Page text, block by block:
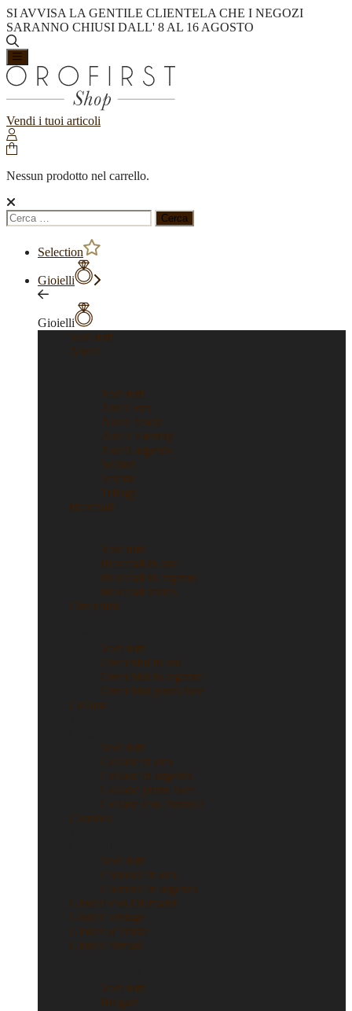
SI AVVISA LA GENTILE CLIENTELA CHE I NEGOZI
SARANNO CHIUSI DALL' 8 AL 16 AGOSTO
Vendi i tuoi articoli
Nessun prodotto nel carrello.
Ricerca
per:
Selection
Gioielli
Gioielli
Vedi tutti
Anelli
Vedi tutti
Anelli oro
Anelli fascia
Anelli Eternity
Anelli argento
Solitari
Verette
Trilogy
Bracciali
Vedi tutti
Bracciali in oro
Bracciali in argento
Bracciali tennis
Orecchini
Vedi tutti
Orecchini in oro
Orecchini in argento
Orecchini punto luce
Collane
Vedi tutti
Collane in oro
Collane in argento
Collane punto luce
Collane con ciondoli
Ciondoli
Vedi tutti
Ciondoli in oro
Ciondoli in argento
Gioielli con Diamanti
Gioielli vintage
Gioielli d’artista
Gioielli firmati
Vedi tutti
Bulgari